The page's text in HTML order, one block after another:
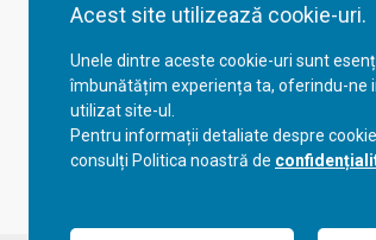
Acest site utilizează cookie-uri.
Unele dintre aceste cookie-uri sunt
îmbunătățim experiența ta, oferindu-ne
utilizat site-ul.
Pentru informații detaliate despre
consulți Politica noastră de
Confidentialitate
GDPR - Datele tale